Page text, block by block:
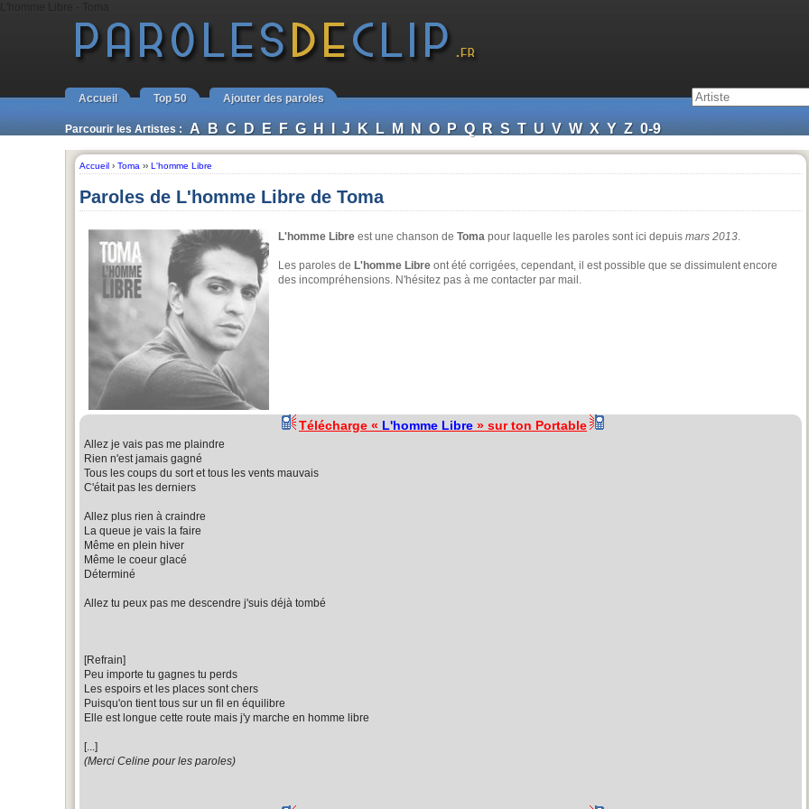
Accueil Top 50 Ajouter des paroles
Parcourir les Artistes : A B C D E F G H I J K L M N O P Q R S T U V W X Y Z 0-9
Accueil › Toma ›› L'homme Libre
Paroles de L'homme Libre de Toma
L'homme Libre est une chanson de Toma pour laquelle les paroles sont ici depuis mars 2013.
Les paroles de L'homme Libre ont été corrigées, cependant, il est possible que se dissimulent encore
des incompréhensions. N'hésitez pas à me contacter par mail.
Télécharge « L'homme Libre » sur ton Portable
Allez je vais pas me plaindre
Rien n'est jamais gagné
Tous les coups du sort et tous les vents mauvais
C'était pas les derniers
Allez plus rien à craindre
La queue je vais la faire
Même en plein hiver
Même le coeur glacé
Déterminé
Allez tu peux pas me descendre j'suis déjà tombé
[Refrain]
Peu importe tu gagnes tu perds
Les espoirs et les places sont chers
Puisqu'on tient tous sur un fil en équilibre
Elle est longue cette route mais j'y marche en homme libre
[...]
(Merci Celine pour les paroles)